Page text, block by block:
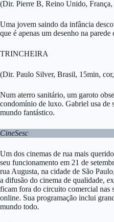
(Dir. Pierre B, Reino Unido,
Uma jovem saindo da infância
que é apenas um desenho na parede
TRINCHEIRA
(Dir. Paulo Silver, Brasil, 15min,
Num aterro sanitário, um garoto
condomínio de luxo. Gabriel usa de
mundo fantástico.
CineSesc
Um dos cinemas de rua mais
seu funcionamento em 21 de
rua Augusta, na cidade de São
a difusão do cinema de qualidade,
ficam fora do circuito comercial nas
online. Sua programação inclui
mundo todo.